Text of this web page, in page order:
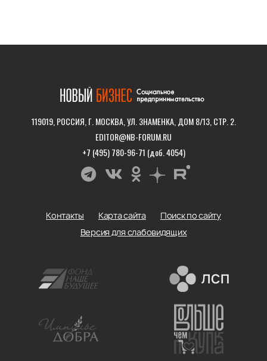
119019, РОССИЯ, Г. МОСКВА, УЛ. ЗНАМЕНКА, ДОМ 8/13, СТР. 2.
EDITOR@NB-FORUM.RU
+7 (495) 780-96-71 (доб. 4054)
Контакты Карта сайта
Поиск по сайту
Версия для слабовидящих